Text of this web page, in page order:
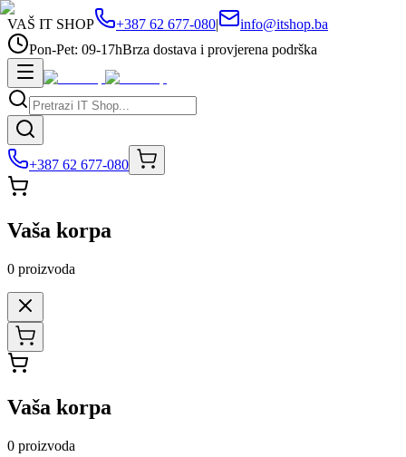
VAŠ IT SHOP +387 62 677-080|
info@itshop.ba
Pon-Pet: 09-17hBrza dostava i provjerena podrška
+387 62 677-080
Vaša korpa
0 proizvoda
Vaša korpa
0 proizvoda